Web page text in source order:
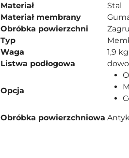
Materiał
Stal
Materiał membrany
Obróbka powierzchni
Typ
Waga
1,9 kg
Listwa podłogowa
Opcja
Obróbka powierzchniowa